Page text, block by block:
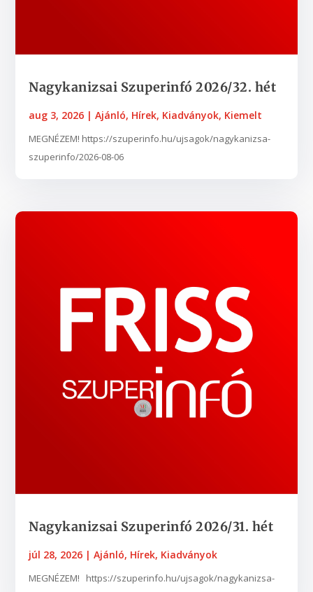
Nagykanizsai Szuperinfó 2026/32. hét
aug 3, 2026 |Ajánló, Hírek, Kiadványok, Kiemelt
MEGNÉZEM! https://szuperinfo.hu/ujsagok/nagykanizsa-
szuperinfo/2026-08-06
Nagykanizsai Szuperinfó 2026/31. hét
júl 28, 2026 |Ajánló, Hírek, Kiadványok
MEGNÉZEM! https://szuperinfo.hu/ujsagok/nagykanizsa-